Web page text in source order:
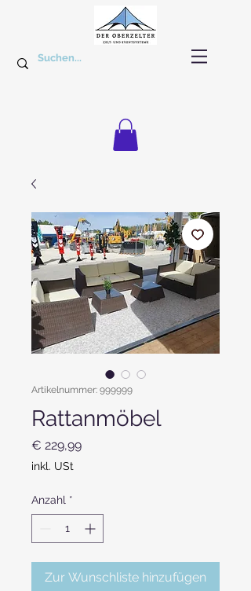
Artikelnummer: 999999
Rattanmöbel
€ 229,99Preis
inkl. USt
Anzahl *
Zur Wunschliste hinzufügen